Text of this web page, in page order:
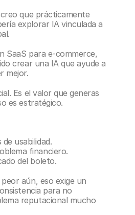
que prácticamente
explorar IA vinculada a
SaaS para e-commerce,
crear una IA que ayude a
mejor.
Es el valor que generas
es estratégico.
usabilidad.
financiero.
del boleto.
aún, eso exige un
para no
reputacional mucho